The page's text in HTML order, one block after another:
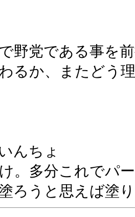
野党である事を
るか、またどう
んちょ
。多分これでパ
ろうと思えば塗